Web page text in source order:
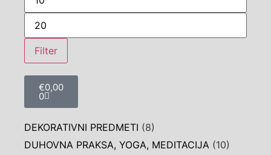
Filter
€0,00
0
DEKORATIVNI PREDMETI (8)
DUHOVNA PRAKSA, YOGA, MEDITACIJA (10)